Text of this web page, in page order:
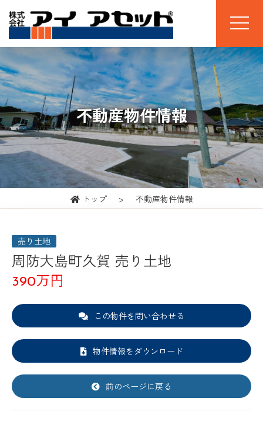
不動産物件情報
トップ 不動産物件情報
売り土地
周防大島町久賀 売り土地
390万円
この物件を問い合わせる
物件情報をダウンロード
前のページに戻る